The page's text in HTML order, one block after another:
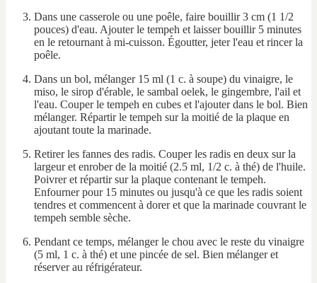
Dans une casserole ou une poêle, faire bouillir 3 cm (1 1/2
pouces) d'eau. Ajouter le tempeh et laisser bouillir 5 minutes
en le retournant à mi-cuisson. Égoutter, jeter l'eau et rincer la
poêle.
Dans un bol, mélanger 15 ml (1 c. à soupe) du vinaigre, le
miso, le sirop d'érable, le sambal oelek, le gingembre, l'ail et
l'eau. Couper le tempeh en cubes et l'ajouter dans le bol. Bien
mélanger. Répartir le tempeh sur la moitié de la plaque en
ajoutant toute la marinade.
Retirer les fannes des radis. Couper les radis en deux sur la
largeur et enrober de la moitié (2.5 ml, 1/2 c. à thé) de l'huile.
Poivrer et répartir sur la plaque contenant le tempeh.
Enfourner pour 15 minutes ou jusqu'à ce que les radis soient
tendres et commencent à dorer et que la marinade couvrant le
tempeh semble sèche.
Pendant ce temps, mélanger le chou avec le reste du vinaigre
(5 ml, 1 c. à thé) et une pincée de sel. Bien mélanger et
réserver au réfrigérateur.